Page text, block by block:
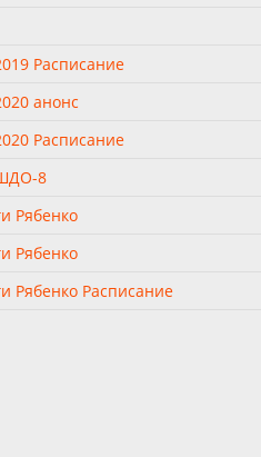
Расписание
анонс
Расписание
8
Рябенко
Рябенко
Рябенко Расписание